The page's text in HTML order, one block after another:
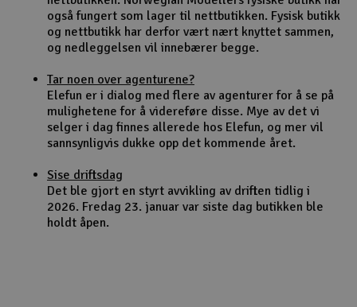
Sparkesykler & elkjøretøy
Gavekort
også fungert som lager til nettbutikken. Fysisk butikk
og nettbutikk har derfor vært nært knyttet sammen,
og nedleggelsen vil innebærer begge.
Tar noen over agenturene?
Elefun er i dialog med flere av agenturer for å se på
mulighetene for å videreføre disse. Mye av det vi
selger i dag finnes allerede hos Elefun, og mer vil
sannsynligvis dukke opp det kommende året.
Sise driftsdag
Det ble gjort en styrt avvikling av driften tidlig i
2026. Fredag 23. januar var siste dag butikken ble
holdt åpen.